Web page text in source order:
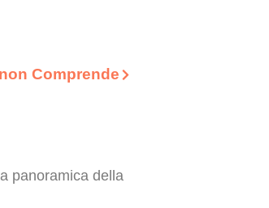
Comprende
panoramica della